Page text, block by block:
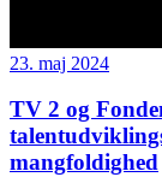
23. maj 2024
TV 2 og
mangfoldighed